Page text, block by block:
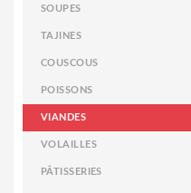
SOUPES
TAJINES
COUSCOUS
POISSONS
VIANDES
VOLAILLES
PÂTISSERIES